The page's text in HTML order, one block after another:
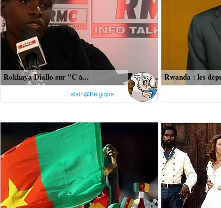
Rokhaya Diallo sur "C à...
alain@Belgique
Rwanda : les